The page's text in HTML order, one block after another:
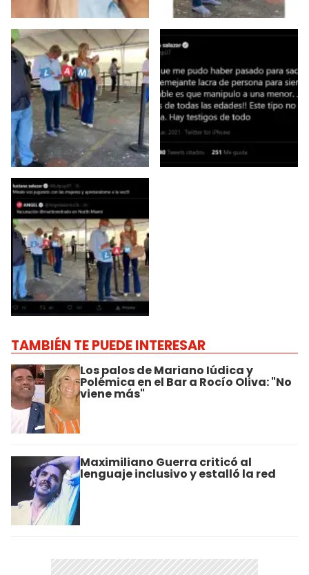
TAMBIÉN TE PUEDE INTERESAR
Los palos de Mariano Iúdica y
Polémica en el Bar a Rocío Oliva: "No
viene más"
Maximiliano Guerra criticó al
lenguaje inclusivo y estalló la red